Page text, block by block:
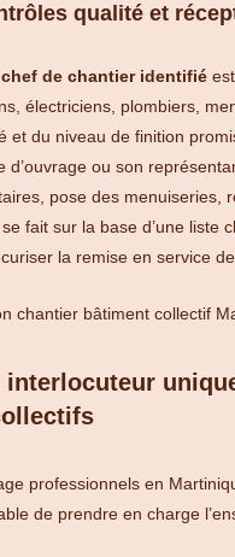
qualité et
chef de chantier identifié
électriciens, plombiers,
et du niveau de finition
d’ouvrage ou son
pose des menuiseries,
se fait sur la base d’une liste
la remise en service
interlocuteur
professionnels en
de prendre en charge